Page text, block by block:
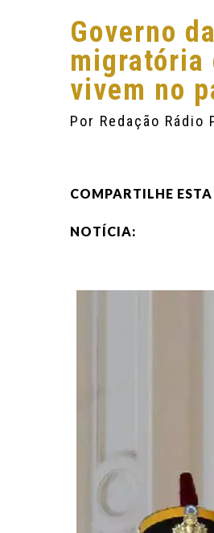
Governo
migratória
vivem no
Por Redação Rádio
COMPARTILHE ESTA
NOTÍCIA: